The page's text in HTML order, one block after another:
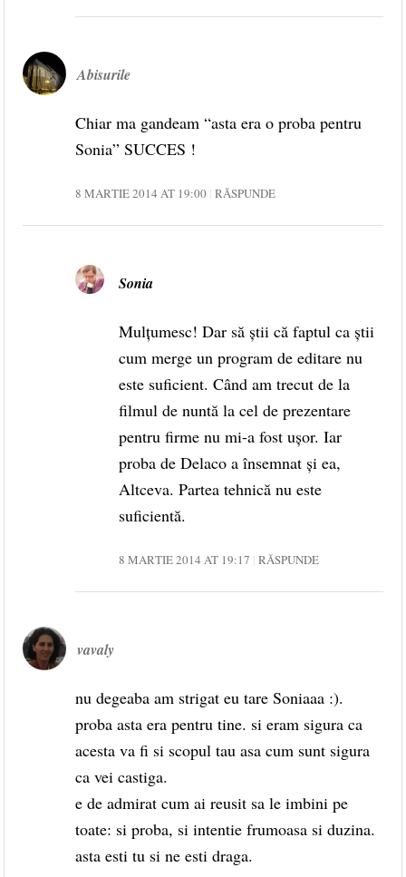
Abisurile
Chiar ma gandeam “asta era o proba pentru
Sonia” SUCCES !
8 MARTIE 2014 AT 19:00 RĂSPUNDE
Sonia
Mulțumesc! Dar să știi că faptul ca știi
cum merge un program de editare nu
este suficient. Când am trecut de la
filmul de nuntă la cel de prezentare
pentru firme nu mi-a fost ușor. Iar
proba de Delaco a însemnat și ea,
Altceva. Partea tehnică nu este
suficientă.
8 MARTIE 2014 AT 19:17 RĂSPUNDE
vavaly
nu degeaba am strigat eu tare Soniaaa :).
proba asta era pentru tine. si eram sigura ca
acesta va fi si scopul tau asa cum sunt sigura
ca vei castiga.
e de admirat cum ai reusit sa le imbini pe
toate: si proba, si intentie frumoasa si duzina.
asta esti tu si ne esti draga.